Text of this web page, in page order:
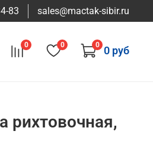
83 sales@mactak-sibir.ru
0 0 0 0 руб
рихтовочная,